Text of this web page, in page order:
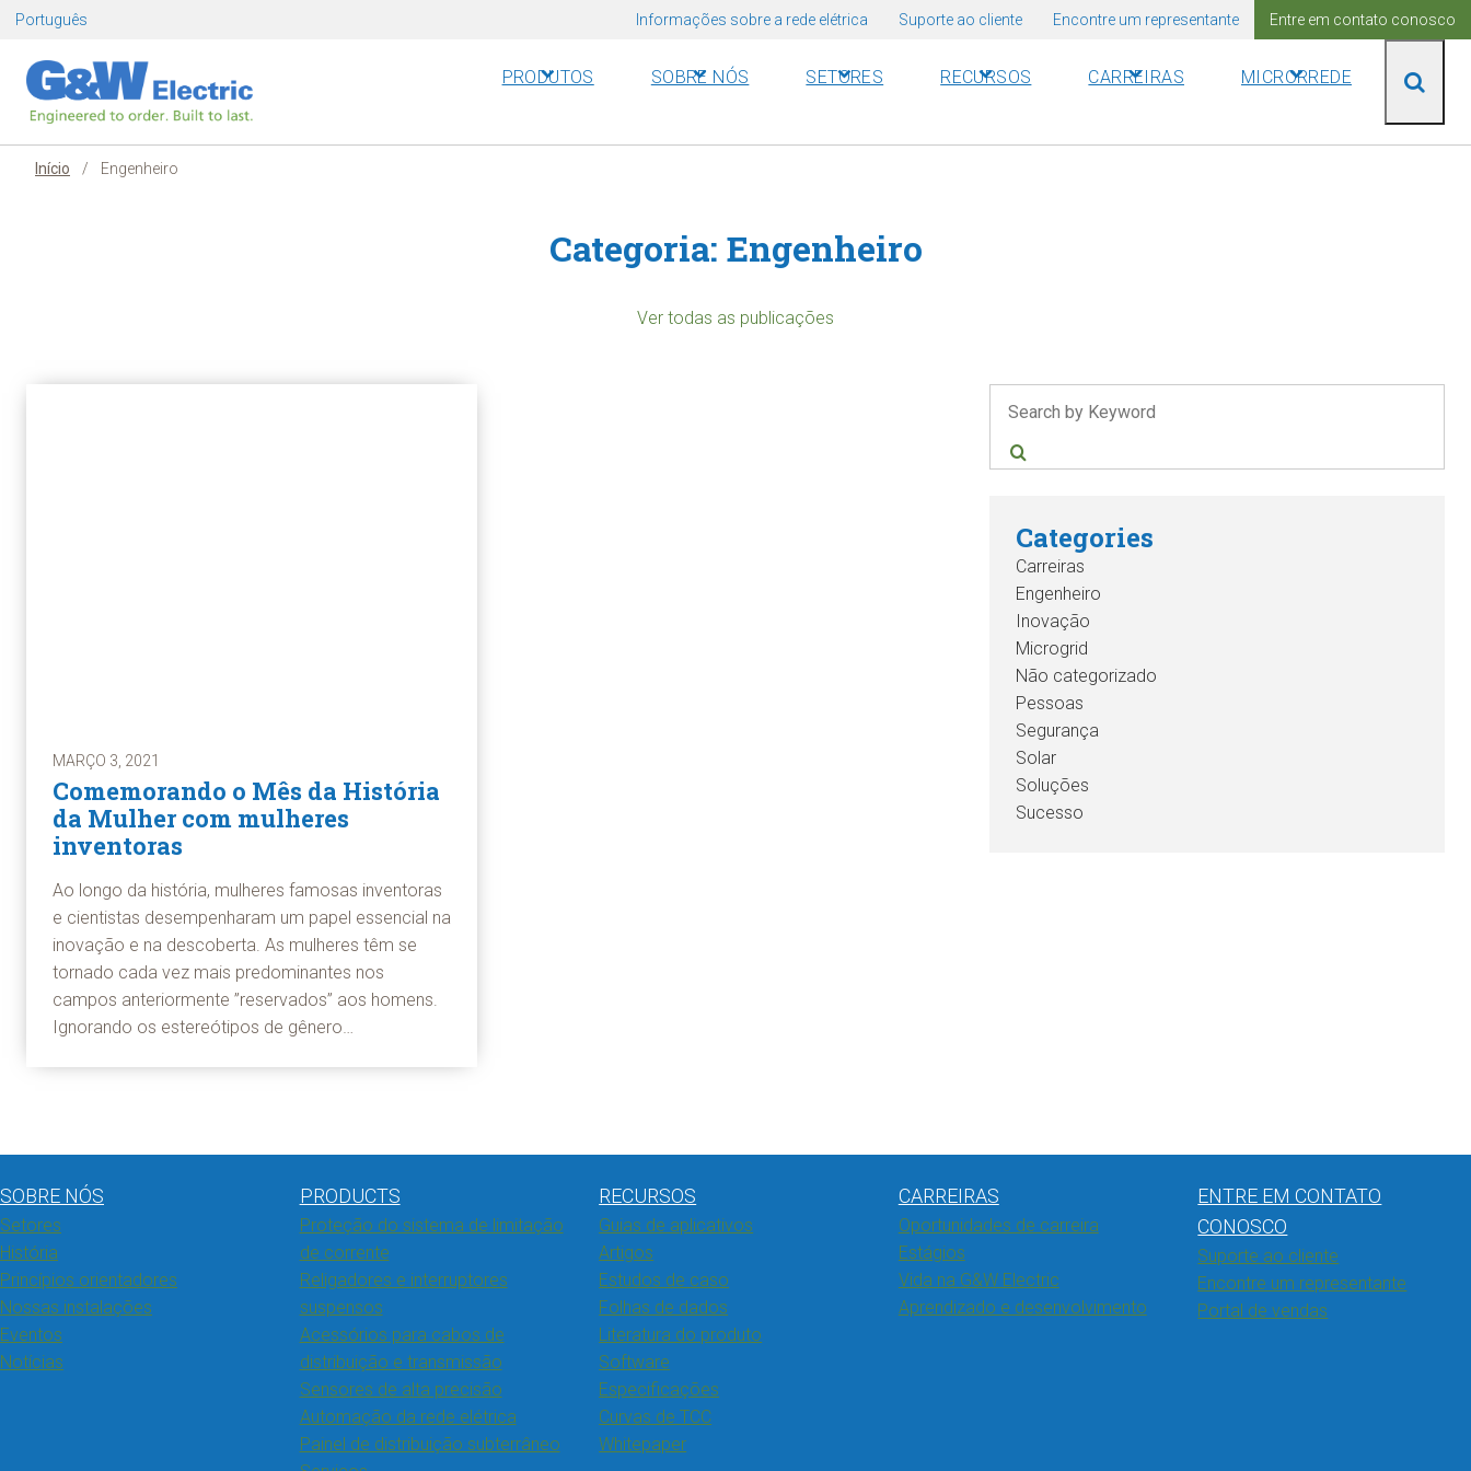
Pular
conteúdo
Português Informações sobre a rede elétrica Suporte ao cliente Encontre um representante Entre em contato conosco
PRODUTOS SOBRE NÓS SETORES RECURSOS CARREIRAS MICRORREDE
Início / Engenheiro
Categoria: Engenheiro
Ver todas as publicações
Pesquisar
Categories
Carreiras
Engenheiro
Inovação
Microgrid
Não categorizado
Pessoas
Segurança
Solar
Soluções
Sucesso
MARÇO 3, 2021
Comemorando o Mês da História
da Mulher com mulheres
inventoras
Ao longo da história, mulheres famosas inventoras
e cientistas desempenharam um papel essencial na
inovação e na descoberta. As mulheres têm se
tornado cada vez mais predominantes nos
campos anteriormente ”reservados” aos homens.
Ignorando os estereótipos de gênero…
SOBRE NÓS
Setores
História
Princípios orientadores
Nossas instalações
Eventos
Notícias
PRODUCTS
Proteção do sistema de limitação
de corrente
Religadores e interruptores
suspensos
Acessórios para cabos de
distribuição e transmissão
Sensores de alta precisão
Automação da rede elétrica
Painel de distribuição subterrâneo
RECURSOS
Guias de aplicativos
Artigos
Estudos de caso
Folhas de dados
Literatura do produto
Software
Especificações
Curvas de TCC
Whitepaper
CARREIRAS
Oportunidades de carreira
Estágios
Vida na G&W Electric
Aprendizado e desenvolvimento
ENTRE EM CONTATO
CONOSCO
Suporte ao cliente
Encontre um representante
Portal de vendas